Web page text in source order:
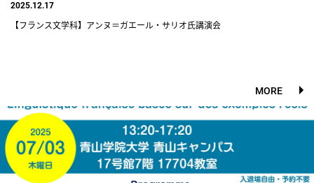
2025.12.17
【フランス文学科】アンヌ＝ガエール・サリオ氏講演会
MORE